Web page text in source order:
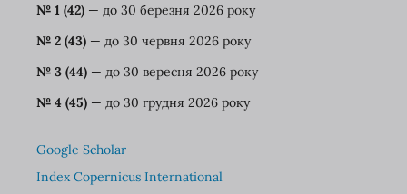
№ 1 (42)— до 30 березня 2026 року
№ 2 (43)— до 30 червня 2026 року
№ 3 (44)— до 30 вересня 2026 року
№ 4 (45)— до 30 грудня 2026 року
Google Scholar
Index Copernicus International